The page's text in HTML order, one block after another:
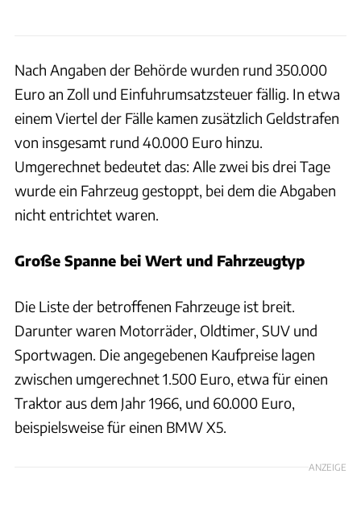
Nach Angaben der Behörde wurden rund 350.000
Euro an Zoll und Einfuhrumsatzsteuer fällig. In etwa
einem Viertel der Fälle kamen zusätzlich Geldstrafen
von insgesamt rund 40.000 Euro hinzu.
Umgerechnet bedeutet das: Alle zwei bis drei Tage
wurde ein Fahrzeug gestoppt, bei dem die Abgaben
nicht entrichtet waren.
Große Spanne bei Wert und Fahrzeugtyp
Die Liste der betroffenen Fahrzeuge ist breit.
Darunter waren Motorräder, Oldtimer, SUV und
Sportwagen. Die angegebenen Kaufpreise lagen
zwischen umgerechnet 1.500 Euro, etwa für einen
Traktor aus dem Jahr 1966, und 60.000 Euro,
beispielsweise für einen BMW X5.
ANZEIGE